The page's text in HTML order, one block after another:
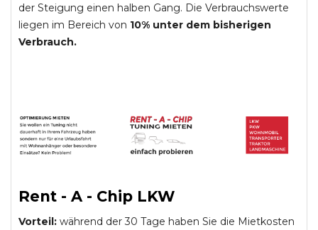
der Steigung einen halben Gang. Die Verbrauchswerte
liegen im Bereich von 10% unter dem bisherigen
Verbrauch.
Rent - A - Chip LKW
Vorteil: während der 30 Tage haben Sie die Mietkosten